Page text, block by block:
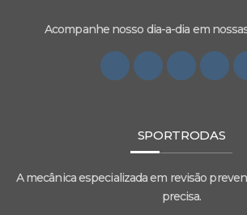
Acompanhe nosso dia-a-dia em
SPORTRODAS
A mecânica especializada em revisão
precisa.